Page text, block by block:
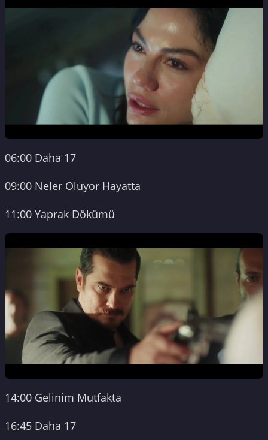
06:00 Daha 17
09:00 Neler Oluyor Hayatta
11:00 Yaprak Dökümü
14:00 Gelinim Mutfakta
16:45 Daha 17